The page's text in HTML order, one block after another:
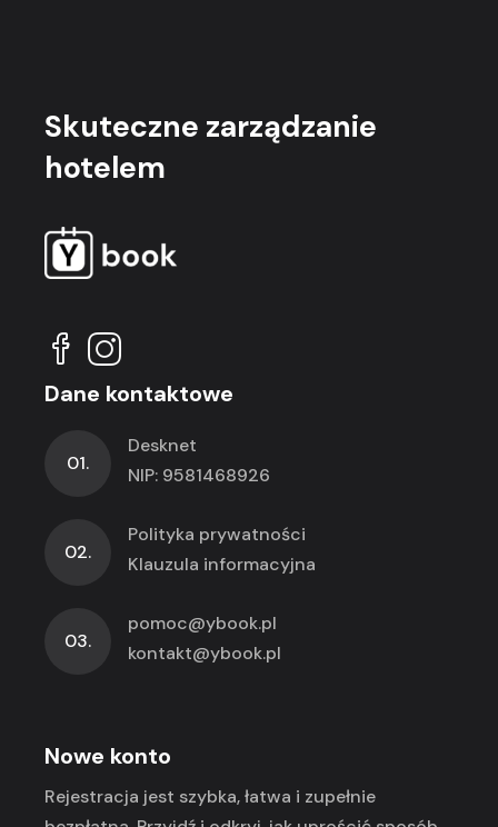
Skuteczne zarządzanie
hotelem
Dane kontaktowe
01.
Desknet
NIP: 9581468926
02.
Polityka prywatności
Klauzula informacyjna
03.
pomoc@ybook.pl
kontakt@ybook.pl
Nowe konto
Rejestracja jest szybka, łatwa i zupełnie